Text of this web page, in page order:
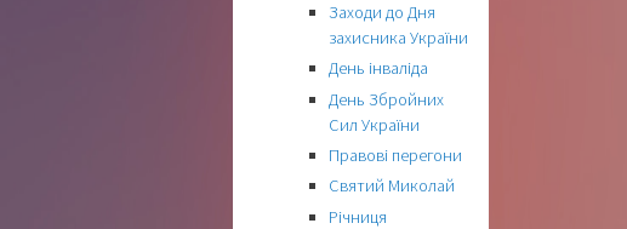
Заходи до Дня
захисника України
День інваліда
День Збройних
Сил України
Правові перегони
Святий Миколай
Річниця